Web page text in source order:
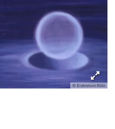
© Erzbistum Köln